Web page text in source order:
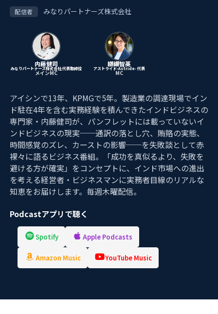
配信者 みなりパートナーズ株式会社
内藤健司
みなりパートナーズ株式会社 代表取締役
メインMC
纐纈智英
アストライド-Astride- 代表
MC
アイシンで13年、KPMGで5年。製造業の調達現場でイン
ド駐在4年を含む実務経験を積んできたインドビジネスの
専門家・内藤健司が、パンフレットには載っていないイ
ンドビジネスの現実──通訳の落とし穴、賄賂の実態、
時間感覚のズレ、カーストの影響──を失敗談として赤
裸々に語るビジネス番組。「成功を真似るより、失敗を
避ける方が確実」をコンセプトに、インド市場への進出
を考える経営者・ビジネスマンに実務者目線のリアルな
知恵をお届けします。毎週木曜配信。
Podcastアプリで聴く
Spotify Apple Podcasts
Amazon Music YouTube Music